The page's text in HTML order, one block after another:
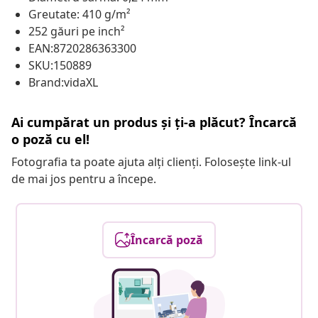
Greutate: 410 g/m²
252 găuri pe inch²
EAN:8720286363300
SKU:150889
Brand:vidaXL
Ai cumpărat un produs și ți-a plăcut? Încarcă
o poză cu el!
Fotografia ta poate ajuta alți clienți. Folosește link-ul
de mai jos pentru a începe.
Încarcă poză